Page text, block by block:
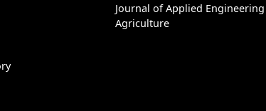
Journal of Applied
Agriculture